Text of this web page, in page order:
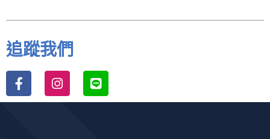
追蹤我們